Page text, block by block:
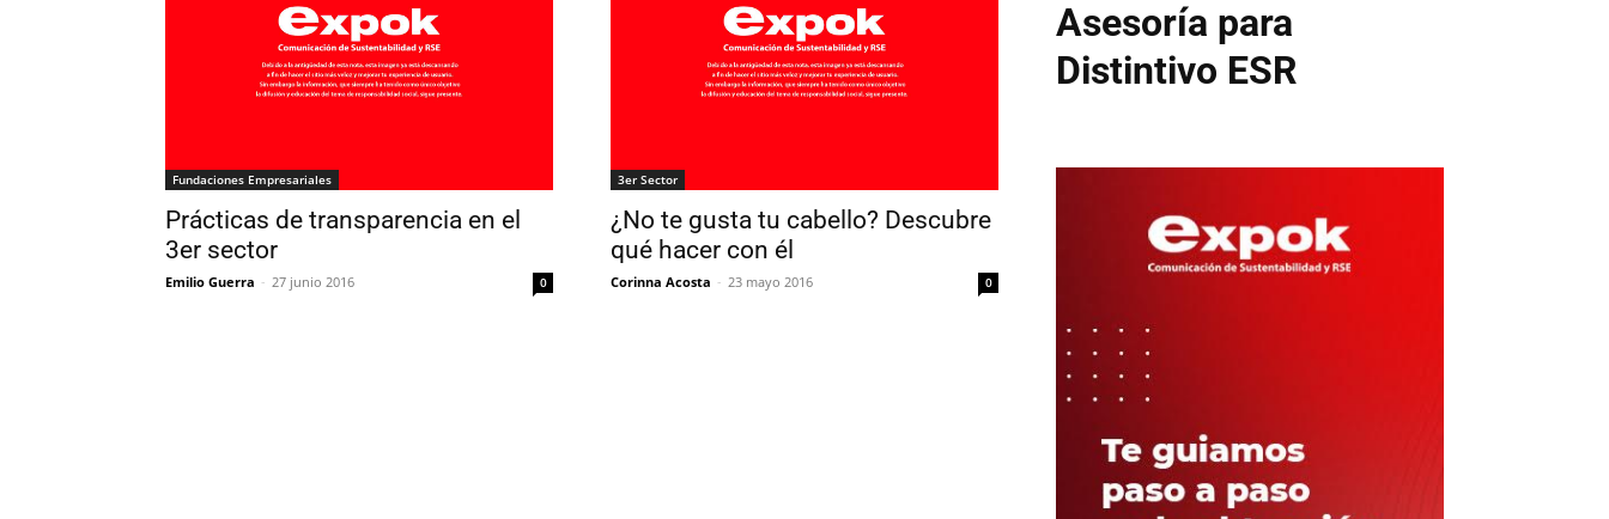
Fundaciones Empresariales
Prácticas de transparencia en el
3er sector
Emilio Guerra - 27 junio 2016 0
3er Sector
¿No te gusta tu cabello? Descubre
qué hacer con él
Corinna Acosta - 23 mayo 2016 0
Asesoría para
Distintivo ESR